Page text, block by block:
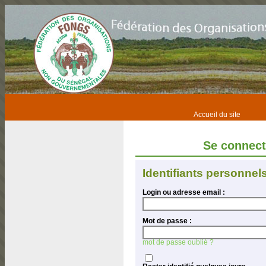
Accueil du site
Se
Identifiants
Login ou adresse email :
Mot de passe :
mot de passe oublié ?